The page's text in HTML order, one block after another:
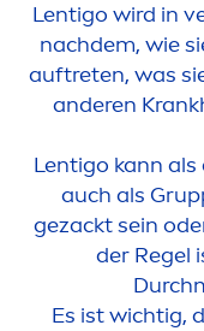
Lentigo wird in
nachdem, wie
auftreten, was
anderen
Lentigo kann
auch als
gezackt sein
der Regel
Es ist wichtig,